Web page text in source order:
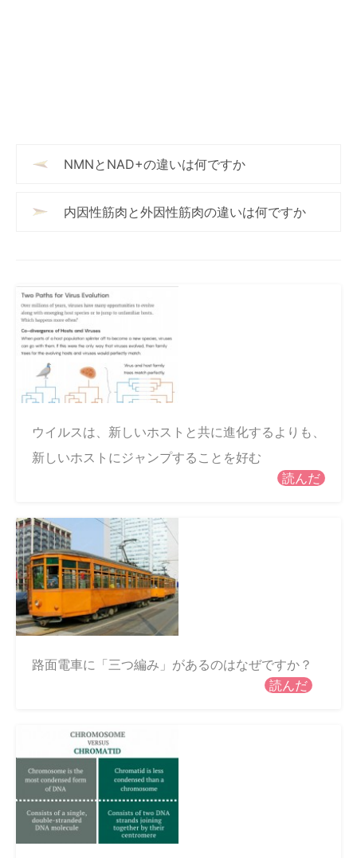
NMNとNAD+の違いは何ですか
内因性筋肉と外因性筋肉の違いは何ですか
ウイルスは、新しいホストと共に進化するよりも、
新しいホストにジャンプすることを好む
読んだ
路面電車に「三つ編み」があるのはなぜですか？
読んだ